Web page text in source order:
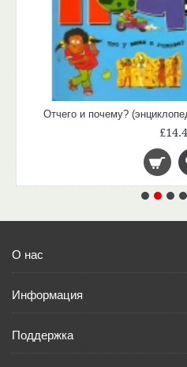
Отчего и почему?
О нас
Информация
Поддержка